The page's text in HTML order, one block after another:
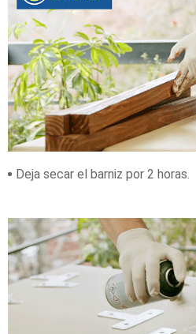
Deja secar el barniz por 2 horas.